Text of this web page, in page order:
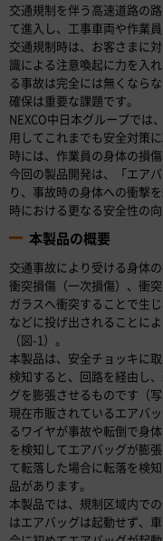
交通規制を伴う高速道路の
て進入し、工事車両や作業
交通規制時は、お客さまに
識による注意喚起に力を入
る事故は完全には無くなら
確保は重要な課題です。
NEXCO中日本グループで
用してこれまでも安全対策
時には、作業員の身体の損傷
今回の製品開発は、「エア
り、事故時の身体への衝撃
時における更なる安全性の
本製品の概要
交通事故により受ける身体
衝突損傷（一次損傷）、衝
ガラスへ衝突することで生
などに投げ出されることに
（図-1）。
本製品は、安全チョッキに
検知すると、回路を経由し
グを膨張させるものです（写
現在市販されているエアバ
るワイヤが事故や転倒で身
を検知してエアバッグが膨
て転落した場合に転落を検
品があります。
本製品では、規制区域内で
はエアバッグは起動せず、